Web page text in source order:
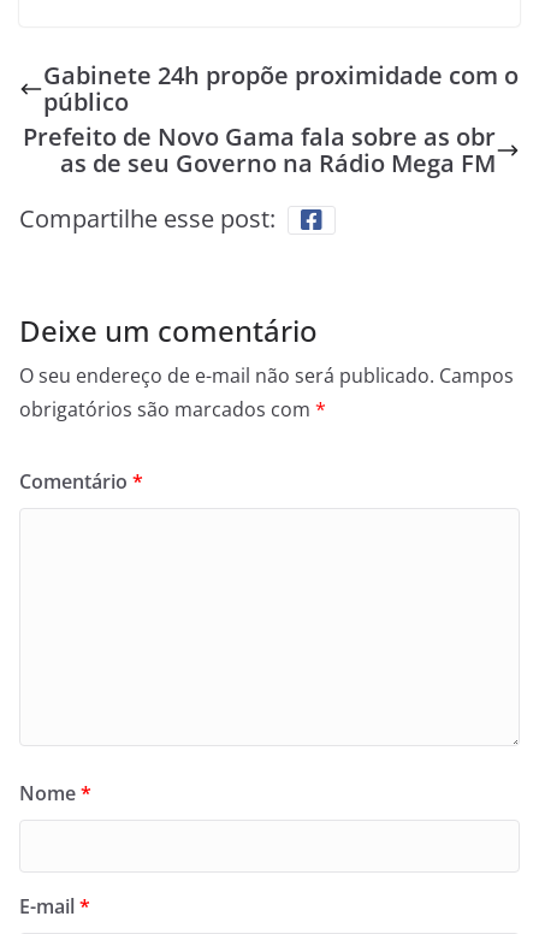
Gabinete 24h propõe proximidade com o
público
Prefeito de Novo Gama fala sobre as obr
as de seu Governo na Rádio Mega FM
Compartilhe esse post:
Deixe um comentário
O seu endereço de e-mail não será publicado. Campos
obrigatórios são marcados com *
Comentário *
Nome*
E-mail*